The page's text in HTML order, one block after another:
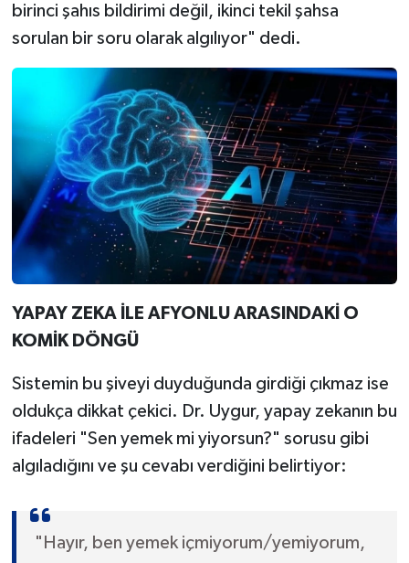
birinci şahıs bildirimi değil, ikinci tekil şahsa
sorulan bir soru olarak algılıyor" dedi.
YAPAY ZEKA İLE AFYONLU ARASINDAKİ O
KOMİK DÖNGÜ
Sistemin bu şiveyi duyduğunda girdiği çıkmaz ise
oldukça dikkat çekici. Dr. Uygur, yapay zekanın bu
ifadeleri "Sen yemek mi yiyorsun?" sorusu gibi
algıladığını ve şu cevabı verdiğini belirtiyor:
"Hayır, ben yemek içmiyorum/yemiyorum,